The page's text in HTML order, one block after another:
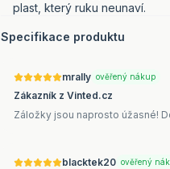
plast, který ruku neunaví.
Specifikace produktu
mrally ověřený nákup
Zákazník z Vinted.cz
Záložky jsou naprosto úžasné!
blacktek20 ověřený